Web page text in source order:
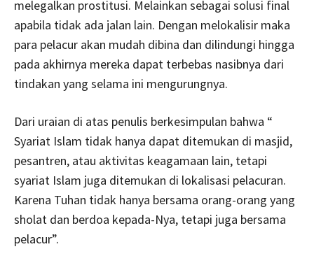
melegalkan prostitusi. Melainkan sebagai solusi final
apabila tidak ada jalan lain. Dengan melokalisir maka
para pelacur akan mudah dibina dan dilindungi hingga
pada akhirnya mereka dapat terbebas nasibnya dari
tindakan yang selama ini mengurungnya.
Dari uraian di atas penulis berkesimpulan bahwa “
Syariat Islam tidak hanya dapat ditemukan di masjid,
pesantren, atau aktivitas keagamaan lain, tetapi
syariat Islam juga ditemukan di lokalisasi pelacuran.
Karena Tuhan tidak hanya bersama orang-orang yang
sholat dan berdoa kepada-Nya, tetapi juga bersama
pelacur”.